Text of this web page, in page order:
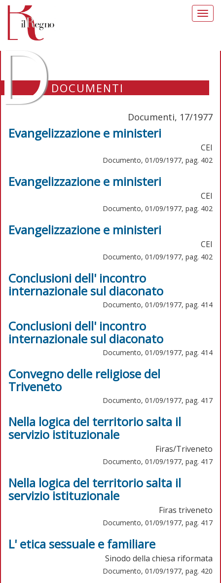
DOCUMENTI
Documenti, 17/1977
Evangelizzazione e ministeri
CEI
Documento, 01/09/1977, pag. 402
Evangelizzazione e ministeri
CEI
Documento, 01/09/1977, pag. 402
Evangelizzazione e ministeri
CEI
Documento, 01/09/1977, pag. 402
Conclusioni dell' incontro
internazionale sul diaconato
Documento, 01/09/1977, pag. 414
Conclusioni dell' incontro
internazionale sul diaconato
Documento, 01/09/1977, pag. 414
Convegno delle religiose del
Triveneto
Documento, 01/09/1977, pag. 417
Nella logica del territorio salta il
servizio istituzionale
Firas/Triveneto
Documento, 01/09/1977, pag. 417
Nella logica del territorio salta il
servizio istituzionale
Firas triveneto
Documento, 01/09/1977, pag. 417
L' etica sessuale e familiare
Sinodo della chiesa riformata
Documento, 01/09/1977, pag. 420